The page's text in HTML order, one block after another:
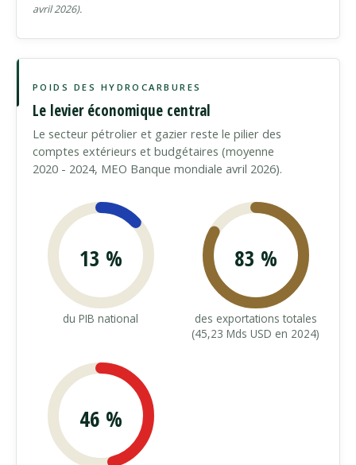
avril 2026).
POIDS DES HYDROCARBURES
Le levier économique central
Le secteur pétrolier et gazier reste le pilier des
comptes extérieurs et budgétaires (moyenne
2020 - 2024, MEO Banque mondiale avril 2026).
13 %
du PIB national
83 %
des exportations totales
(45,23 Mds USD en 2024)
46 %